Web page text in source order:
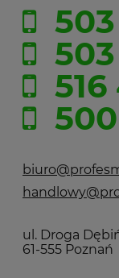
ul. Droga
61-555 Poznań